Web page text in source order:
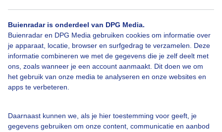
Buienradar is onderdeel van DPG Media.
Buienradar en DPG Media gebruiken cookies om informatie over
je apparaat, locatie, browser en surfgedrag te verzamelen. Deze
informatie combineren we met de gegevens die je zelf deelt met
ons, zoals wanneer je een account aanmaakt. Dit doen we om
het gebruik van onze media te analyseren en onze websites en
apps te verbeteren.
Daarnaast kunnen we, als je hier toestemming voor geeft, je
gegevens gebruiken om onze content, communicatie en aanbod
Bekijk slideshow